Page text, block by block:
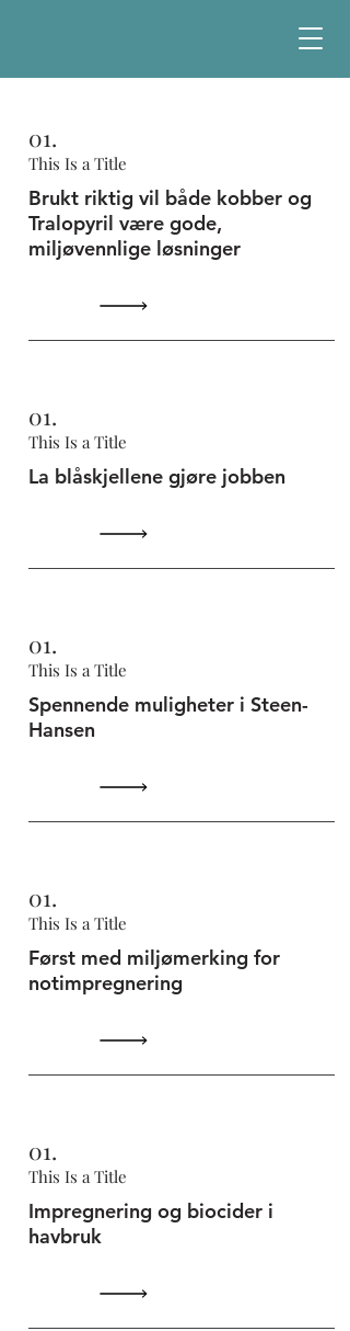
01.
This Is a Title
Brukt riktig vil både kobber og
Tralopyril være gode,
miljøvennlige løsninger
01.
This Is a Title
La blåskjellene gjøre jobben
01.
This Is a Title
Spennende muligheter i Steen-
Hansen
01.
This Is a Title
Først med miljømerking for
notimpregnering
01.
This Is a Title
Impregnering og biocider i
havbruk